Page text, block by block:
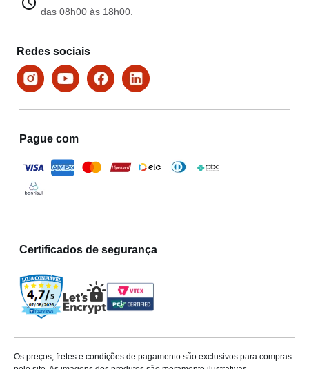
das 08h00 às 18h00.
Redes sociais
Pague com
Certificados de segurança
Os preços, fretes e condições de pagamento são exclusivos para compras